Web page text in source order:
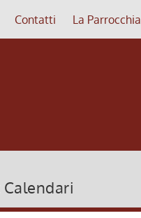
Contatti La Parrocchia
Calendari